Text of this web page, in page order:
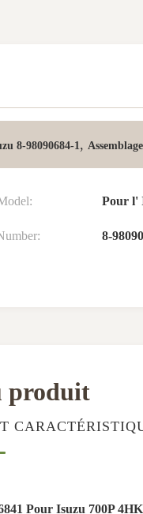
8-98090684-1,
Pour l'
8-
produit
Pour Isuzu 700P